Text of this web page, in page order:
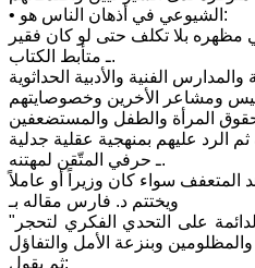
• الشيوعي في أذهان الناس هو:
ـ متأبط الكتاب.
ـ حرفي المتّقن لمهتنه.
ويختتم د. فارس مقاله بـ
"أن الشيوعيين العراقيين يتمتعون بمستوى متقدم من الصحة النفسية المجتمعية متمثلة بصلابة الشخصية والقدرة الدائمة على التحدي الفكري لتحجر
ثم يقول: